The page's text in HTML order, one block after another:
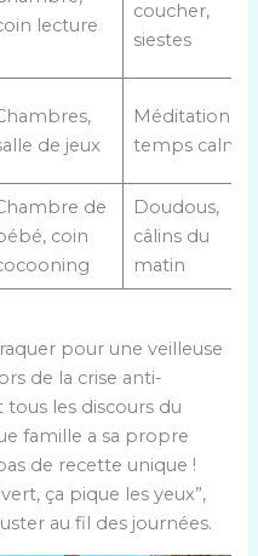
lecture
coucher,
siestes
de jeux
Méditation,
temps calme
de
coin
Doudous,
câlins du
matin
pour une veilleuse
de la crise anti-
les discours du
famille a sa propre
de recette unique !
ça pique les yeux”,
au fil des journées.